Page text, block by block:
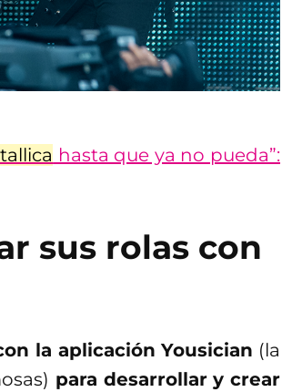
hasta que ya no pueda”:
sus rolas con
la aplicación Yousician (la
para desarrollar y crear